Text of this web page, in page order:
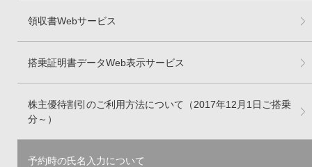
領収書Webサービス
搭乗証明書データWeb表示サービス
株主優待割引のご利用方法について（2017年12月1日ご搭乗
分～）
予約時の氏名入力について